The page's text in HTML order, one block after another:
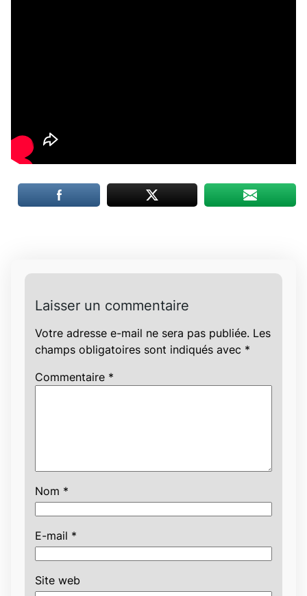
Laisser un commentaire
Votre adresse e-mail ne sera pas publiée. Les
champs obligatoires sont indiqués avec *
Commentaire *
Nom *
E-mail *
Site web